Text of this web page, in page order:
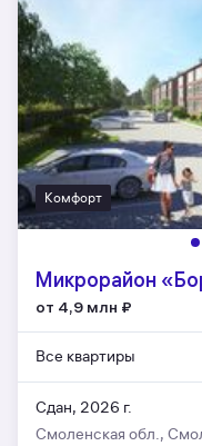
Комфорт
Микрорайон
от 4,9 млн ₽
Все квартиры
Сдан, 2026 г.
Смоленская обл.,